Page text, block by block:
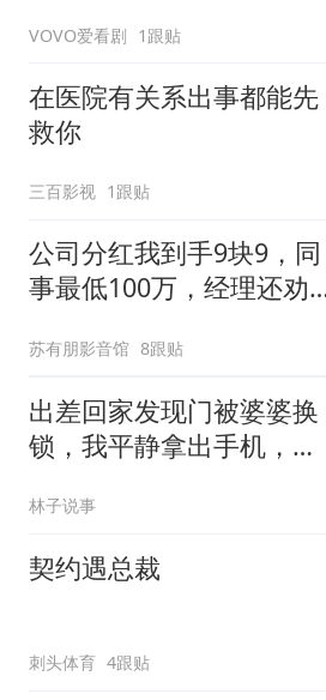
VOVO爱看剧 1跟贴
在医院有关系出事都能先
救你
三百影视 1跟贴
公司分红我到手9块9，同
事最低100万，经理还劝
苏有朋影音馆 8跟贴
出差回家发现门被婆婆换
锁，我平静拿出手机，半
林子说事
契约遇总裁
刺头体育 4跟贴